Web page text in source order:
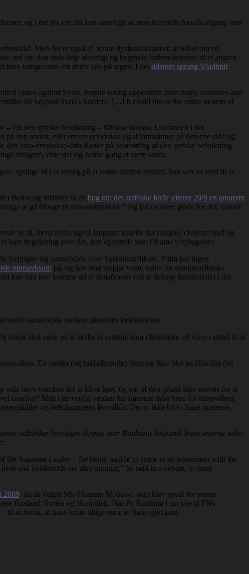
og i det lys var det kun naturligt, at man krævede Assads afgang som
Men det er også af denne dysfunktionalitet, at håbet om en
ord om den røde linje alvorligt og begynde forberedelserne til et angreb
kongressen om deres syn på sagen. I det tidsrum sprang Vladimir
States against Syria, despite strong opposition from many countries and
far beyond Syria’s borders. […] It could throw the entire system of
– for den syriske befolkning – håbløse niveau. Ubalancen i det
den anden; eller rettere ortodokse og shiamuslimer på den ene side og
sino-ortodokse-shia-flanke på bekostning af den syriske befolkning
tidligere, viste det sig denne gang at være sandt.
springe til i et forsøg på at redde samme system, han selv er med til at
i Beirut og forfatter til en bog om det arabiske forår, citerer 20/9 en anonym
at gå tilbage til veto-nulpunktet.” Og lad os være glade for det, uanset
se til, mens Putin ligeså langsom kvæler det russiske civilsamfund og
bare begejstring over det, han opfattede som Obama’s fejltagelser.
forpligter sig samarbejde efter Syrienkonflikten. Putin har ingen
opmærksom på, og han skal næppe vente støtte fra sunnimuslimske
kan han kun komme ud af isolationen ved at deltage konstruktivt i det
bedre samarbejde mellem planetens befolkninger.
fokus skal være på at skabe et system, som i fremtiden vil være i stand til at
En samlet (og inkluderende) front og ikke blot en tilfældig (og
ville have bomben for at blive hørt, og var af den grund ikke nervøs for at
rimeligt? Men i en venlig verden har iranerne ikke brug for atomvåben.
og befolkningens livsvilkår. Det er ikke blot i Irans interesse,
udtrykker berettiget skepsis over Rouhanis bagland. Irans øverste leder
Supreme Leader – for being unable to come to an agreement with the
and livelihoods are also running,” he said in a debate, to great
2009, da de valgte Mir-Hossein Mousavi, som blev snydt for sejren.
Rusland, Syrien og Hizbollah. Når Pr. Rouhani i sin tale til FNs
til at forstå, at hans kritik tillige rammer hans eget land.